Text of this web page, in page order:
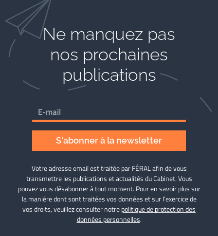
Ne manquez pas
nos prochaines
publications
S'abonner à la newsletter
Votre adresse email est traitée par FÉRAL afin de vous
transmettre les publications et actualités du Cabinet. Vous
pouvez vous désabonner à tout moment. Pour en savoir plus sur
la manière dont sont traitées vos données et sur l’exercice de
vos droits, veuillez consulter notrepolitique de protection des
données personnelles.